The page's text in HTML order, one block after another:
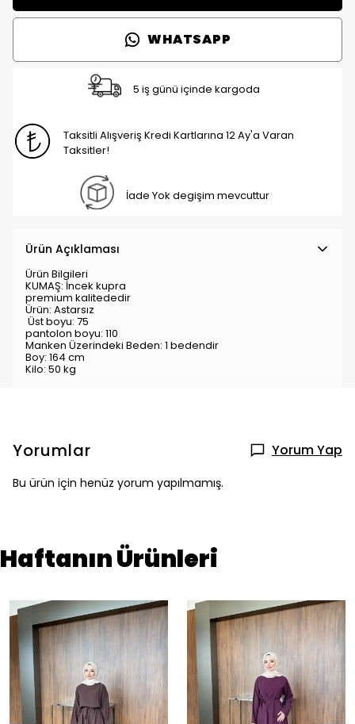
WHATSAPP
5 iş günü içinde kargoda
Taksitli Alışveriş Kredi Kartlarına 12 Ay'a Varan
Taksitler!
İade Yok degişim mevcuttur
Ürün Açıklaması
Ürün Bilgileri
KUMAŞ: İncek kupra
premium kalitededir
Ürün: Astarsız
Üst boyu: 75
pantolon boyu: 110
Manken Üzerindeki Beden: 1 bedendir
Boy: 164 cm
Kilo: 50 kg
Yorumlar Yorum Yap
Bu ürün için henüz yorum yapılmamış.
Haftanın Ürünleri